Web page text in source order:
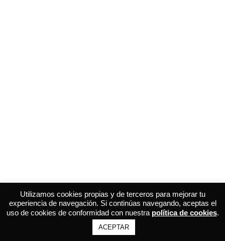
Utilizamos cookies propias y de terceros para mejorar tu
experiencia de navegación. Si continúas navegando, aceptas el
uso de cookies de conformidad con nuestra política de cookies.
ACEPTAR